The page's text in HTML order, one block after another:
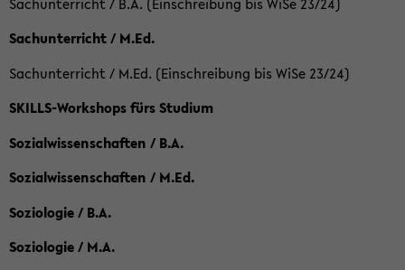
Sachunterricht / M.Ed.
Sachunterricht / M.Ed. (Einschreibung bis WiSe 23/24)
SKILLS-Workshops fürs Studium
Sozialwissenschaften / B.A.
Sozialwissenschaften / M.Ed.
Soziologie / B.A.
Soziologie / M.A.